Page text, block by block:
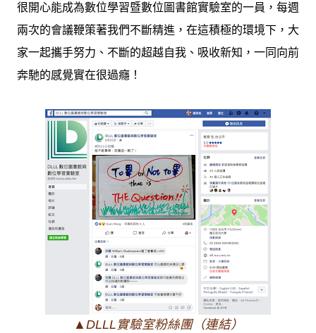
很開心能成為數位學習暨數位圖書館實驗室的一員，每週
兩次的會議鞭策著我們不斷精進，在這積極的環境下，大
家一起攜手努力、不斷的超越自我、吸收新知，一同向前
奔馳的感覺實在很過癮！
▲DLLL實驗室粉絲團（連結）